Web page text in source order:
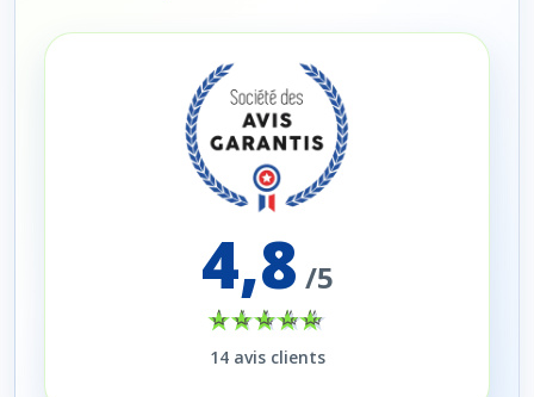
4,8 /5
14avis clients